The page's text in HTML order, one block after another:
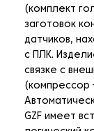
(комплект
заготовок
датчиков,
с ПЛК.
связке с
(компрессор
GZF имеет